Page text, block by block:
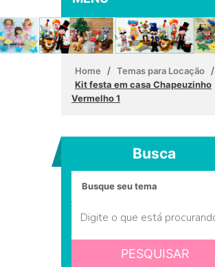
Home / Temas para Locação /
Kit festa em casa Chapeuzinho
Vermelho 1
Busca
PESQUISAR